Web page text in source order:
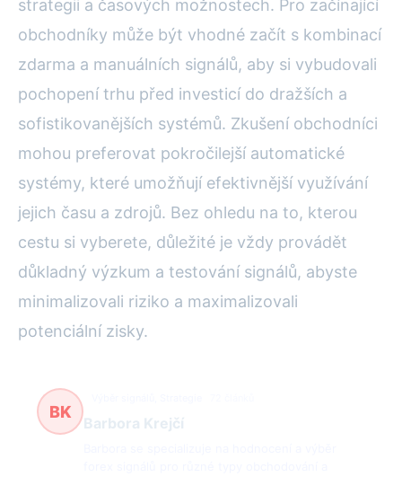
strategii a časových možnostech. Pro začínající
obchodníky může být vhodné začít s kombinací
zdarma a manuálních signálů, aby si vybudovali
pochopení trhu před investicí do dražších a
sofistikovanějších systémů. Zkušení obchodníci
mohou preferovat pokročilejší automatické
systémy, které umožňují efektivnější využívání
jejich času a zdrojů. Bez ohledu na to, kterou
cestu si vyberete, důležité je vždy provádět
důkladný výzkum a testování signálů, abyste
minimalizovali riziko a maximalizovali
potenciální zisky.
BK
Barbora Krejčí